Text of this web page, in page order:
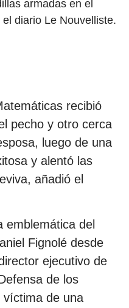
armadas en el
diario Le Nouvelliste.
recibió
pecho y otro cerca
luego de una
y alentó las
añadió el
emblemática del
Fignolé desde
ejecutivo de
de los
víctima de una